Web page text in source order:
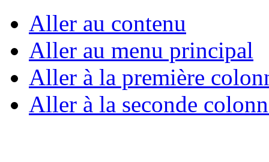
Aller au contenu
Aller au menu principal
Aller à la première
Aller à la seconde